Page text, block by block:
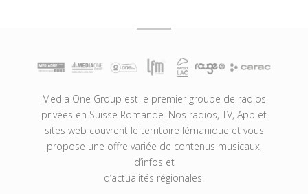
Media One Group est le premier groupe de radios
privées en Suisse Romande. Nos radios, TV, App et
sites web couvrent le territoire lémanique et vous
propose une offre variée de contenus musicaux,
d’infos et
d’actualités régionales.